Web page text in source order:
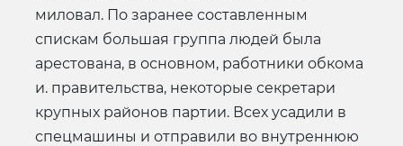
миловал. По заранее составленным
спискам большая группа людей была
арестована, в основном, работники обкома
и. правительства, некоторые секретари
крупных районов партии. Всех усадили в
спецмашины и отправили во внутреннюю